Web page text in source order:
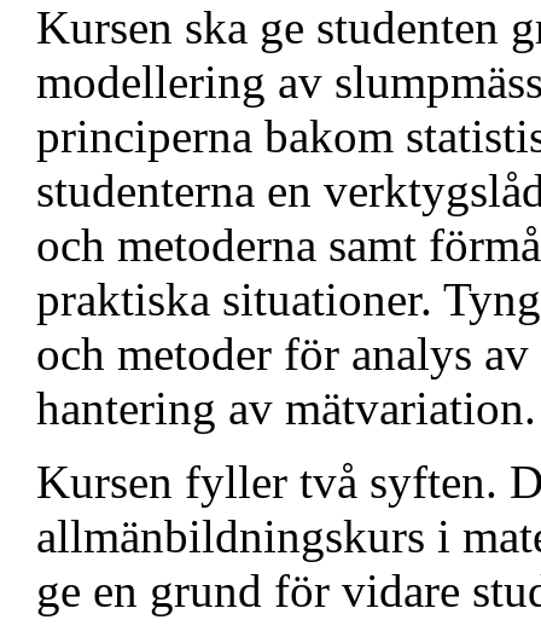
Kursen ska ge studenten
modellering av
principerna bakom
studenterna en
och metoderna samt
praktiska situationer.
och metoder för analys
hantering av mätvariation.
Kursen fyller två syften.
allmänbildningskurs i
ge en grund för vidare